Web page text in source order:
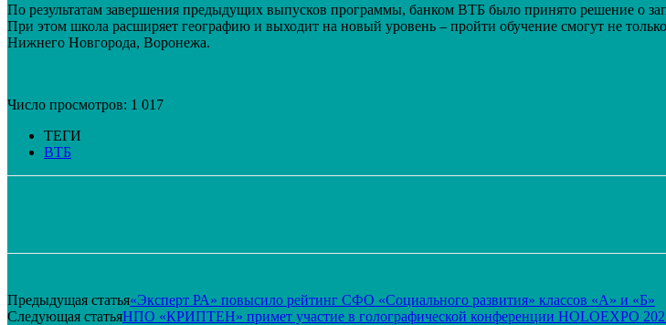
По результатам завершения предыдущих выпусков программы, банком ВТБ было принято решение о
При этом школа расширяет географию и выходит на новый уровень – пройти обучение смогут не
Нижнего Новгорода, Воронежа.
Число просмотров: 1 017
ТЕГИ
ВТБ
Предыдущая статья«Эксперт РА» повысило рейтинг СФО «Социального развития» классов «А» и «Б»
Следующая статьяНПО «КРИПТЕН» примет участие в голографической конференции HOLOEXPO